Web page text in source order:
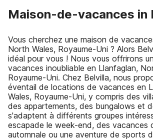
Maison-de-vacances in
Vous cherchez une maison de
North Wales, Royaume-Uni ? Alors
idéal pour vous ! Nous vous offrirons
vacances inoubliable en Llanfaglan,
Royaume-Uni. Chez Belvilla, nous
éventail de locations de vacances en
Wales, Royaume-Uni, y compris des
des appartements, des bungalows et
s'adaptent à différents groupes
escapade le week-end, des vacances
automnale ou une aventure de sports